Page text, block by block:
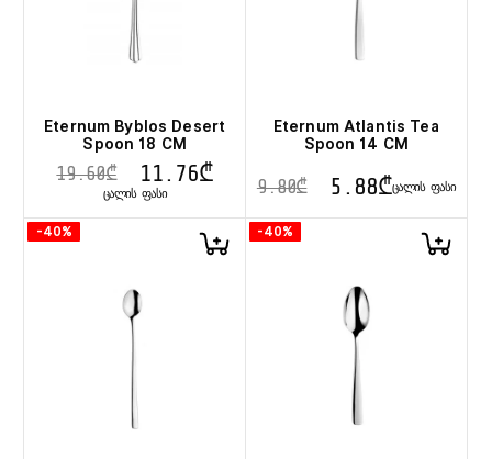
Eternum Byblos Desert
Spoon 18 CM
19.60₾ 11.76₾
ᲪᲐᲚᲘᲡ ᲤᲐᲡᲘ
Eternum Atlantis Tea
Spoon 14 CM
9.80₾ 5.88₾ᲪᲐᲚᲘᲡ ᲤᲐᲡᲘ
-40% -40%